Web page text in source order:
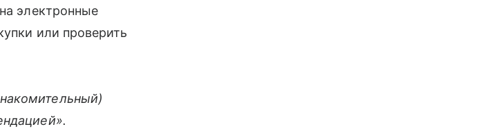
электронные
или проверить